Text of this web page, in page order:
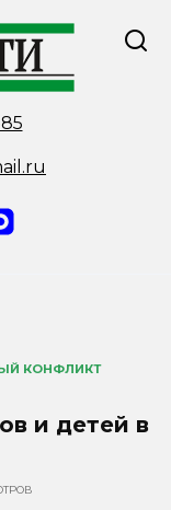
КОНФЛИКТ
и детей в